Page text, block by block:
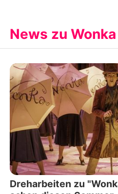
News zu Wonka
Dreharbeiten zu